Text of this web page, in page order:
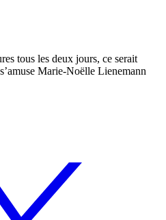
tous les deux jours, ce serait
Marie-Noëlle Lienemann